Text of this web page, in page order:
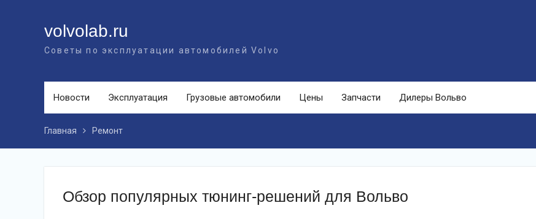
volvolab.ru
Советы по эксплуатации автомобилей Volvo
Новости Эксплуатация Грузовые автомобили Цены Запчасти Дилеры Вольво
Главная Ремонт
Обзор популярных тюнинг-решений для Вольво